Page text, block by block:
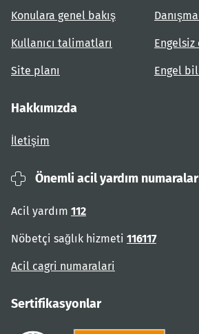
Konulara genel bakış
Kullanıcı talimatları
Site planı Engel
Hakkımızda
İletişim
Önemli acil yardım
Acil yardım 112
Nöbetçi sağlık hizmeti 116117
Acil cagri numaralari
Sertifikasyonlar